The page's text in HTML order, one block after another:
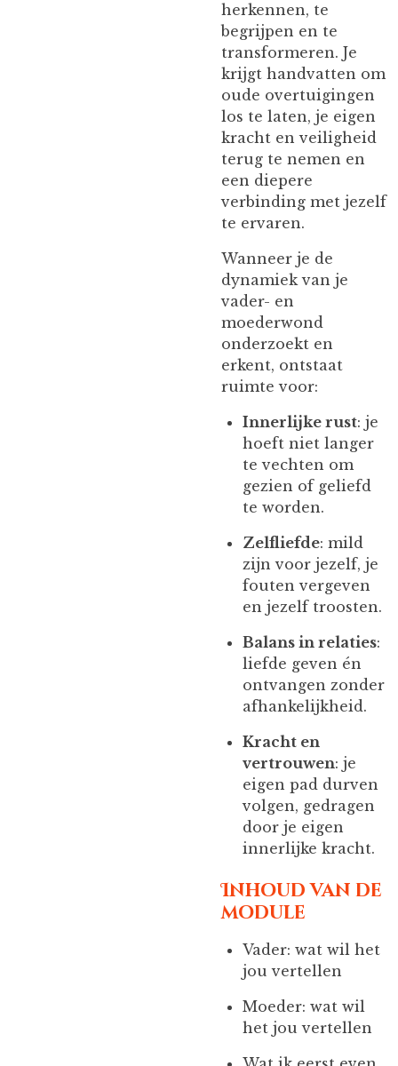
herkennen, te
begrijpen en te
transformeren. Je
krijgt handvatten om
oude overtuigingen
los te laten, je eigen
kracht en veiligheid
terug te nemen en
een diepere
verbinding met jezelf
te ervaren.
Wanneer je de
dynamiek van je
vader- en
moederwond
onderzoekt en
erkent, ontstaat
ruimte voor:
Innerlijke rust: je
hoeft niet langer
te vechten om
gezien of geliefd
te worden.
Zelfliefde: mild
zijn voor jezelf, je
fouten vergeven
en jezelf troosten.
Balans in relaties:
liefde geven én
ontvangen zonder
afhankelijkheid.
Kracht en
vertrouwen: je
eigen pad durven
volgen, gedragen
door je eigen
innerlijke kracht.
Inhoud van de
module
Vader: wat wil het
jou vertellen
Moeder: wat wil
het jou vertellen